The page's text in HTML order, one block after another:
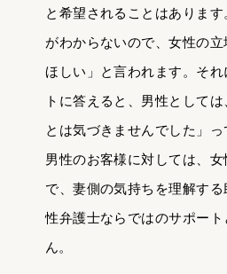
と希望されることはありま
がわからないので、女性の
ほしい」と言われます。そ
トに答えると、男性として
とは気づきませんでした」っ
男性のお客様に対しては、
で、妻側の気持ちを理解す
性弁護士ならではのサポー
ん。